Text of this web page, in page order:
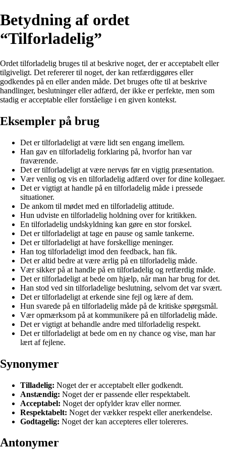
Betydning af ordet
“Tilforladelig”
Ordet tilforladelig bruges til at beskrive noget, der er acceptabelt eller
tilgiveligt. Det refererer til noget, der kan retfærdiggøres eller
godkendes på en eller anden måde. Det bruges ofte til at beskrive
handlinger, beslutninger eller adfærd, der ikke er perfekte, men som
stadig er acceptable eller forståelige i en given kontekst.
Eksempler på brug
Det er tilforladeligt at være lidt sen engang imellem.
Han gav en tilforladelig forklaring på, hvorfor han var
fraværende.
Det er tilforladeligt at være nervøs før en vigtig præsentation.
Vær venlig og vis en tilforladelig adfærd over for dine kollegaer.
Det er vigtigt at handle på en tilforladelig måde i pressede
situationer.
De ankom til mødet med en tilforladelig attitude.
Hun udviste en tilforladelig holdning over for kritikken.
En tilforladelig undskyldning kan gøre en stor forskel.
Det er tilforladeligt at tage en pause og samle tankerne.
Det er tilforladeligt at have forskellige meninger.
Han tog tilforladeligt imod den feedback, han fik.
Det er altid bedre at være ærlig på en tilforladelig måde.
Vær sikker på at handle på en tilforladelig og retfærdig måde.
Det er tilforladeligt at bede om hjælp, når man har brug for det.
Han stod ved sin tilforladelige beslutning, selvom det var svært.
Det er tilforladeligt at erkende sine fejl og lære af dem.
Hun svarede på en tilforladelig måde på de kritiske spørgsmål.
Vær opmærksom på at kommunikere på en tilforladelig måde.
Det er vigtigt at behandle andre med tilforladelig respekt.
Det er tilforladeligt at bede om en ny chance og vise, man har
lært af fejlene.
Synonymer
Tilladelig: Noget der er acceptabelt eller godkendt.
Anstændig: Noget der er passende eller respektabelt.
Acceptabel: Noget der opfylder krav eller normer.
Respektabelt: Noget der vækker respekt eller anerkendelse.
Godtagelig: Noget der kan accepteres eller tolereres.
Antonymer